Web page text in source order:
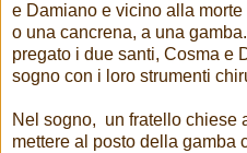
e Damiano e vicino alla
o una cancrena, a una
pregato i due santi, Cosma e
sogno con i loro strumenti
Nel sogno, un fratello chiese
mettere al posto della gamba